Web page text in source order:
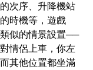
次序、升降機站
時機等，遊戲
類似的情景設置──
情侶上車，你左
其他位置都坐滿